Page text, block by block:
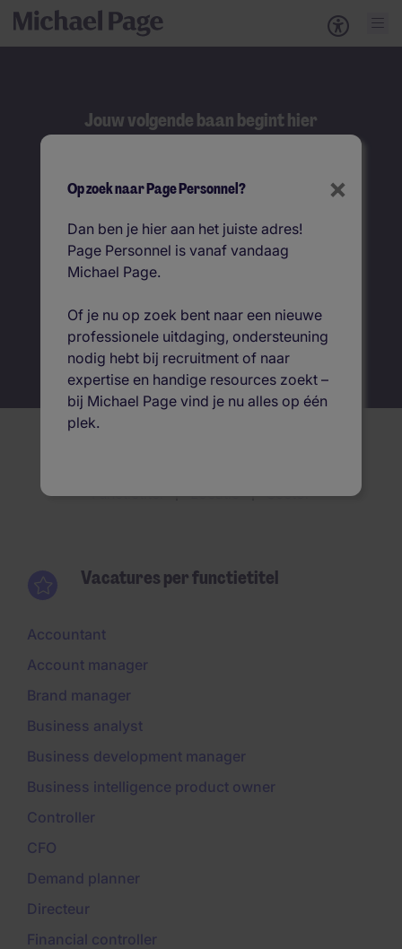
Jouw volgende baan begint hier
Zoek op functietitel
Vacatures per locatie
Functietitel Locatie Sector
Vacatures per functietitel
Accountant
Account manager
Brand manager
Business analyst
Business development manager
Business intelligence product owner
Controller
CFO
Demand planner
Directeur
Financial controller
×
Op zoek naar Page Personnel?
Dan ben je hier aan het juiste adres!
Page Personnel is vanaf vandaag
Michael Page.
Of je nu op zoek bent naar een nieuwe
professionele uitdaging, ondersteuning
nodig hebt bij recruitment of naar
expertise en handige resources zoekt –
bij Michael Page vind je nu alles op één
plek.